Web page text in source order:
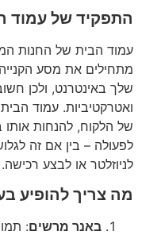
התפקיד של עמוד
עמוד הבית של החנות
מתחילים את מסע
שלך באינטרנט, ולכן
ואטרקטיביות. עמוד
של הלקוח, להנחות אותו
לפעולה – בין אם זה
לניוזלטר או לבצע רכישה.
מה צריך להופיע
באנר מרשים: